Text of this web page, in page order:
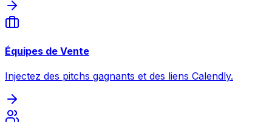
Équipes de Vente
Injectez des pitchs gagnants et des liens Calendly.